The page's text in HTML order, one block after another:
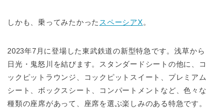
しかも、乗ってみたかった スペーシアX。
2023年7月に登場した東武鉄道の新型特急です。浅草から
日光・鬼怒川を結びます。スタンダードシートの他に、コ
ックピットラウンジ、コックピットスイート、プレミアム
シート、ボックスシート、コンパートメントなど、色々な
種類の座席があって、座席を選ぶ楽しみのある特急です。